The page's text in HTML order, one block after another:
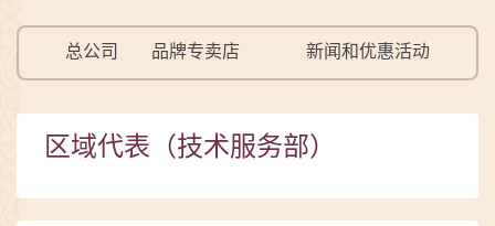
总公司 品牌专卖店 新闻和优惠活动
区域代表（技术服务部）